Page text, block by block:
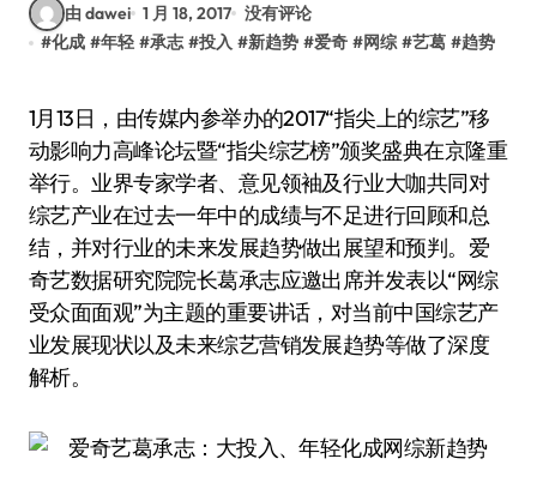
由 dawei 1 月 18, 2017 没有评论
#化成 #年轻 #承志 #投入 #新趋势 #爱奇 #网综 #艺葛 #趋势
1月13日，由传媒内参举办的2017“指尖上的综艺”移
动影响力高峰论坛暨“指尖综艺榜”颁奖盛典在京隆重
举行。业界专家学者、意见领袖及行业大咖共同对
综艺产业在过去一年中的成绩与不足进行回顾和总
结，并对行业的未来发展趋势做出展望和预判。爱
奇艺数据研究院院长葛承志应邀出席并发表以“网综
受众面面观”为主题的重要讲话，对当前中国综艺产
业发展现状以及未来综艺营销发展趋势等做了深度
解析。